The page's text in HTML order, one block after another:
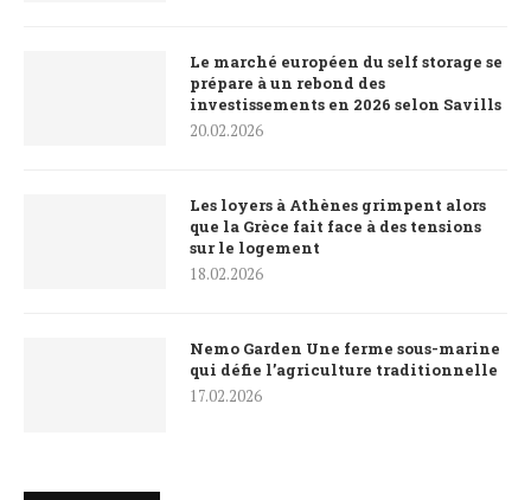
Le marché européen du self storage se
prépare à un rebond des
investissements en 2026 selon Savills
20.02.2026
Les loyers à Athènes grimpent alors
que la Grèce fait face à des tensions
sur le logement
18.02.2026
Nemo Garden Une ferme sous-marine
qui défie l’agriculture traditionnelle
17.02.2026